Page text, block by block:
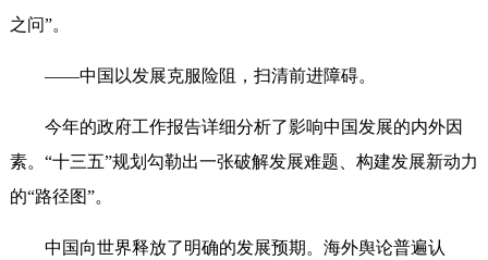
之问”。
——中国以发展克服险阻，扫清前进障碍。
今年的政府工作报告详细分析了影响中国发展的内外因
素。“十三五”规划勾勒出一张破解发展难题、构建发展新动力
的“路径图”。
中国向世界释放了明确的发展预期。海外舆论普遍认